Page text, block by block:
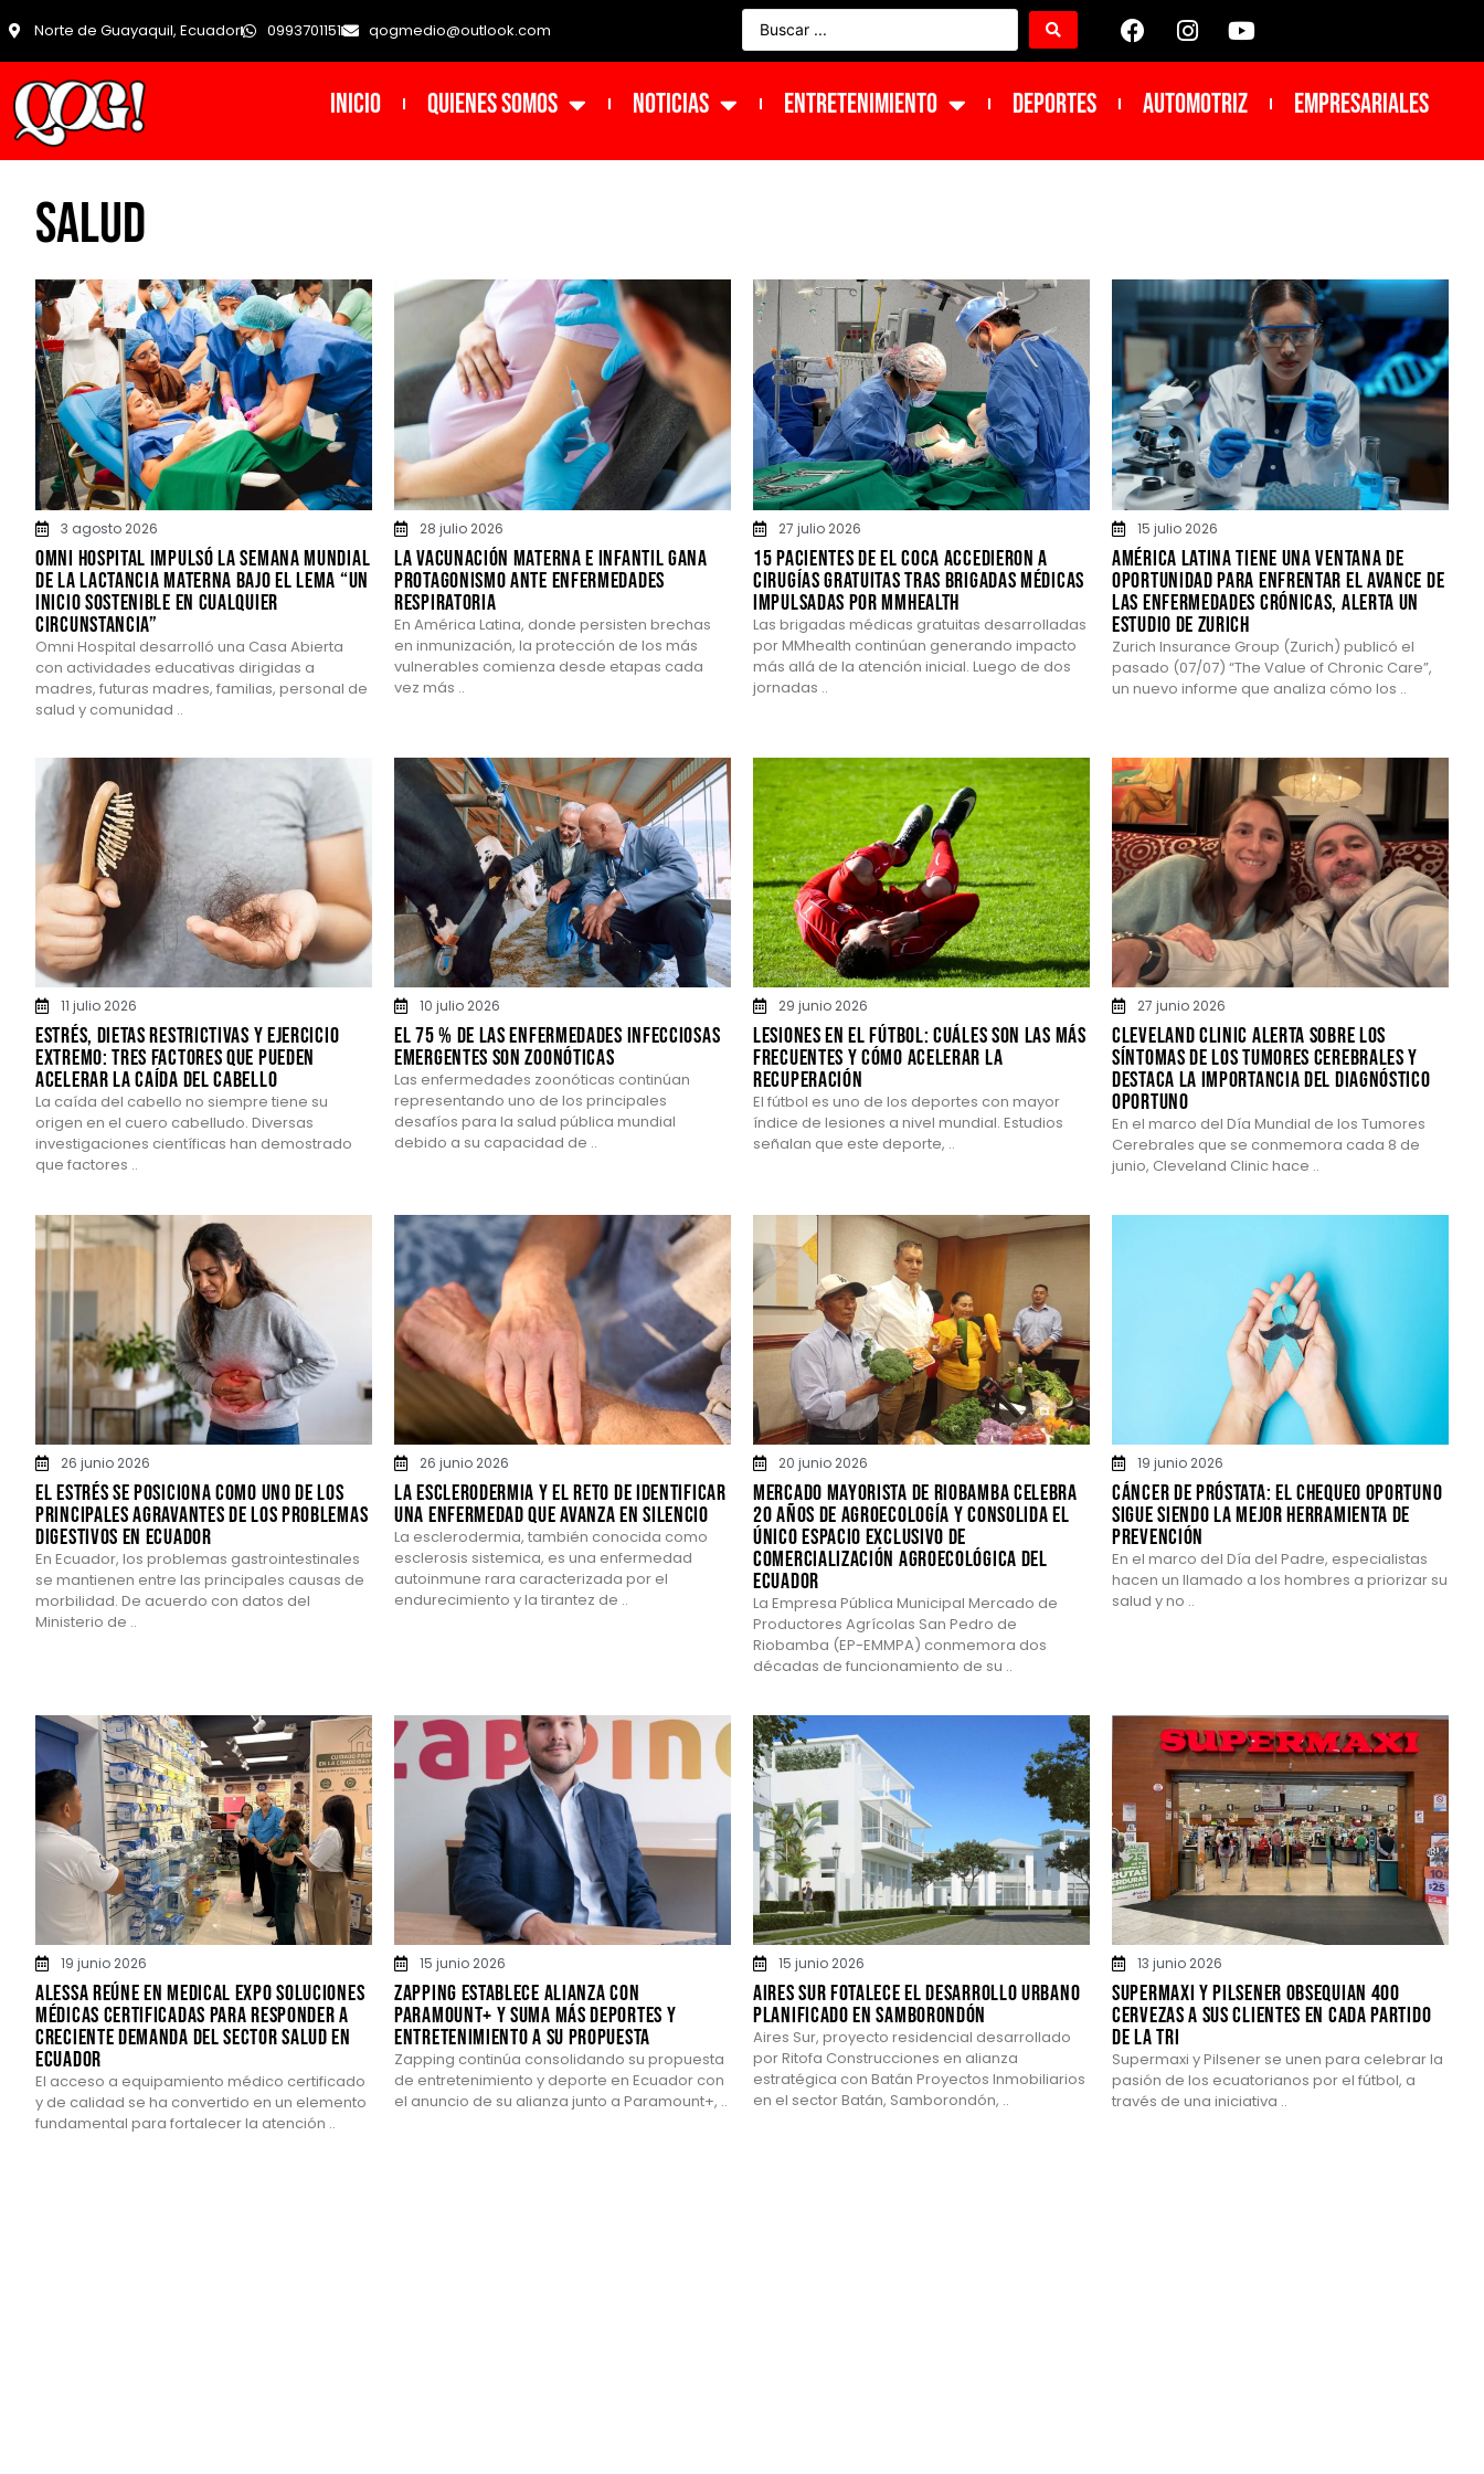
Norte de Guayaquil, Ecuador 0993701151 qogmedio@outlook.com
INICIO Quienes Somos NOTICIAS ENTRETENIMIENTO DEPORTES Automotriz Empresariales
Salud
3 agosto 2026
Omni Hospital impulsó la Semana Mundial
de la Lactancia Materna bajo el lema “Un
inicio sostenible en cualquier
circunstancia”
Omni Hospital desarrolló una Casa Abierta
con actividades educativas dirigidas a
madres, futuras madres, familias, personal de
salud y comunidad ..
28 julio 2026
La vacunación materna e infantil gana
protagonismo ante enfermedades
respiratoria
En América Latina, donde persisten brechas
en inmunización, la protección de los más
vulnerables comienza desde etapas cada
vez más ..
27 julio 2026
15 pacientes de El Coca accedieron a
cirugías gratuitas tras brigadas médicas
impulsadas por MMhealth
Las brigadas médicas gratuitas desarrolladas
por MMhealth continúan generando impacto
más allá de la atención inicial. Luego de dos
jornadas ..
15 julio 2026
América Latina tiene una ventana de
oportunidad para enfrentar el avance de
las enfermedades crónicas, alerta un
estudio de Zurich
Zurich Insurance Group (Zurich) publicó el
pasado (07/07) “The Value of Chronic Care”,
un nuevo informe que analiza cómo los ..
11 julio 2026
ESTRÉS, DIETAS RESTRICTIVAS Y EJERCICIO
EXTREMO: TRES FACTORES QUE PUEDEN
ACELERAR LA CAÍDA DEL CABELLO
La caída del cabello no siempre tiene su
origen en el cuero cabelludo. Diversas
investigaciones científicas han demostrado
que factores ..
10 julio 2026
El 75 % de las enfermedades infecciosas
emergentes son zoonóticas
Las enfermedades zoonóticas continúan
representando uno de los principales
desafíos para la salud pública mundial
debido a su capacidad de ..
29 junio 2026
Lesiones en el fútbol: cuáles son las más
frecuentes y cómo acelerar la
recuperación
El fútbol es uno de los deportes con mayor
índice de lesiones a nivel mundial. Estudios
señalan que este deporte, ..
27 junio 2026
CLEVELAND CLINIC ALERTA SOBRE LOS
SÍNTOMAS DE LOS TUMORES CEREBRALES Y
DESTACA LA IMPORTANCIA DEL DIAGNÓSTICO
OPORTUNO
En el marco del Día Mundial de los Tumores
Cerebrales que se conmemora cada 8 de
junio, Cleveland Clinic hace ..
26 junio 2026
El estrés se posiciona como uno de los
principales agravantes de los problemas
digestivos en Ecuador
En Ecuador, los problemas gastrointestinales
se mantienen entre las principales causas de
morbilidad. De acuerdo con datos del
Ministerio de ..
26 junio 2026
La esclerodermia y el reto de identificar
una enfermedad que avanza en silencio
La esclerodermia, también conocida como
esclerosis sistemica, es una enfermedad
autoinmune rara caracterizada por el
endurecimiento y la tirantez de ..
20 junio 2026
Mercado Mayorista de Riobamba celebra
20 años de agroecología y consolida el
único espacio exclusivo de
comercialización agroecológica del
Ecuador
La Empresa Pública Municipal Mercado de
Productores Agrícolas San Pedro de
Riobamba (EP-EMMPA) conmemora dos
décadas de funcionamiento de su ..
19 junio 2026
CÁNCER DE PRÓSTATA: EL CHEQUEO OPORTUNO
SIGUE SIENDO LA MEJOR HERRAMIENTA DE
PREVENCIÓN
En el marco del Día del Padre, especialistas
hacen un llamado a los hombres a priorizar su
salud y no ..
19 junio 2026
ALESSA reúne en Medical Expo soluciones
médicas certificadas para responder a
creciente demanda del sector salud en
Ecuador
El acceso a equipamiento médico certificado
y de calidad se ha convertido en un elemento
fundamental para fortalecer la atención ..
15 junio 2026
Zapping establece alianza con
Paramount+ y suma más deportes y
entretenimiento a su propuesta
Zapping continúa consolidando su propuesta
de entretenimiento y deporte en Ecuador con
el anuncio de su alianza junto a Paramount+, ..
15 junio 2026
Aires Sur fotalece el desarrollo urbano
planificado en Samborondón
Aires Sur, proyecto residencial desarrollado
por Ritofa Construcciones en alianza
estratégica con Batán Proyectos Inmobiliarios
en el sector Batán, Samborondón, ..
13 junio 2026
Supermaxi y Pilsener obsequian 400
cervezas a sus clientes en cada partido
de la TRI
Supermaxi y Pilsener se unen para celebrar la
pasión de los ecuatorianos por el fútbol, a
través de una iniciativa ..